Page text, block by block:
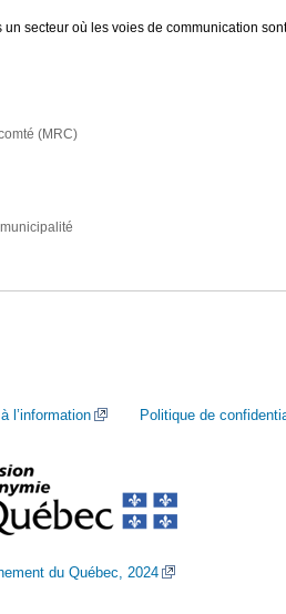
secteur où les voies de communication
(MRC)
l’information Politique de
du Québec, 2024